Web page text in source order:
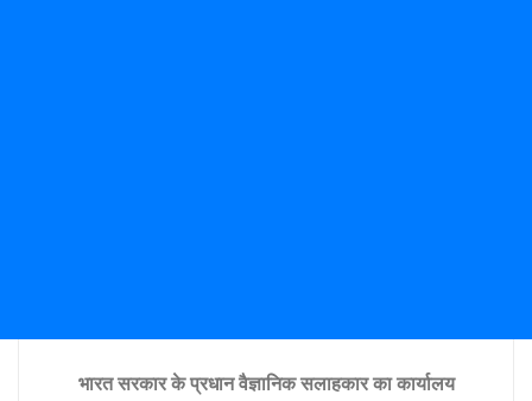
भारत सरकार के प्रधान वैज्ञानिक सलाहकार का कार्यालय